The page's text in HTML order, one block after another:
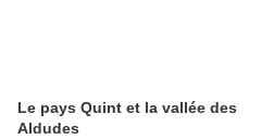
Le pays Quint et la vallée des
Aldudes